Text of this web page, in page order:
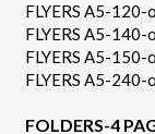
FLYERS A5-
FLYERS A5-
FLYERS A5-
FLYERS A5-
FOLDERS-4